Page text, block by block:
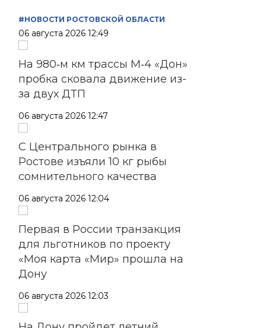
#НОВОСТИ РОСТОВСКОЙ ОБЛАСТИ
06 августа 2026 12:49
На 980‑м км трассы М‑4 «Дон»
пробка сковала движение из-
за двух ДТП
06 августа 2026 12:47
С Центрального рынка в
Ростове изъяли 10 кг рыбы
сомнительного качества
06 августа 2026 12:04
Первая в России транзакция
для льготников по проекту
«Моя карта «Мир» прошла на
Дону
06 августа 2026 12:03